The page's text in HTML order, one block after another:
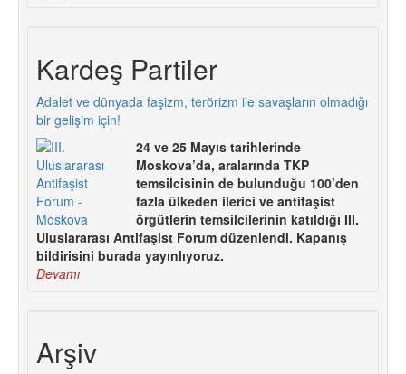
Kardeş Partiler
Adalet ve dünyada faşizm, terörizm ile savaşların olmadığı
bir gelişim için!
24 ve 25 Mayıs tarihlerinde
Moskova’da, aralarında TKP
temsilcisinin de bulunduğu 100’den
fazla ülkeden ilerici ve antifaşist
örgütlerin temsilcilerinin katıldığı III.
Uluslararası Antifaşist Forum düzenlendi. Kapanış
bildirisini burada yayınlıyoruz.
Devamı
Arşiv